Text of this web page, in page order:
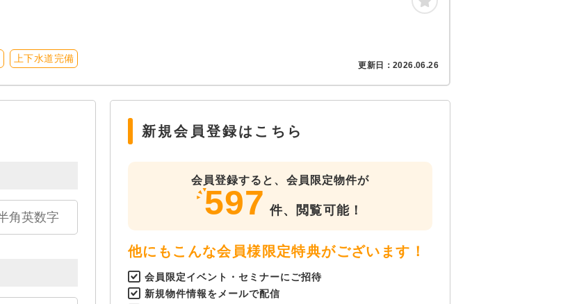
上下水道完備
更新日： 2026.06.26
新規会員登録はこちら
会員登録すると、会員限定物件が
597 件、 閲覧可能！
他にもこんな会員様限定特典がございます！
会員限定イベント・セミナーにご招待
新規物件情報をメールで配信